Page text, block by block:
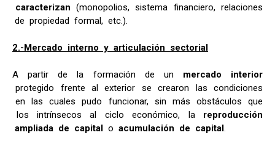
caracterizan (monopolios, sistema financiero, relaciones
de propiedad formal, etc.).
2.-Mercado interno y articulación sectorial
A partir de la formación de un mercado interior
protegido frente al exterior se crearon las condiciones
en las cuales pudo funcionar, sin más obstáculos que
los intrínsecos al ciclo económico, la reproducción
ampliada de capital o acumulación de capital.